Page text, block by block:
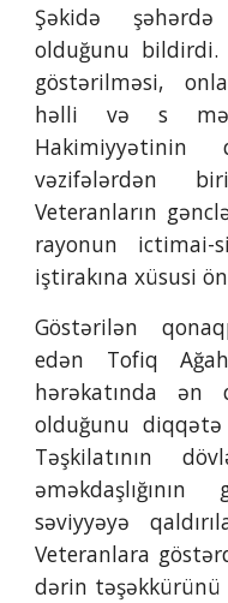
Şəkidə
olduğunu bildirdi.
göstərilməsi,
həlli və s
Hakimiyyətinin
vəzifələrdən
Veteranların
rayonun ictimai-
iştirakına xüsusi
Göstərilən
edən Tofiq
hərəkatında ən
olduğunu diqqətə
Təşkilatının
səviyyəyə
Veteranlara
dərin təşəkkürünü